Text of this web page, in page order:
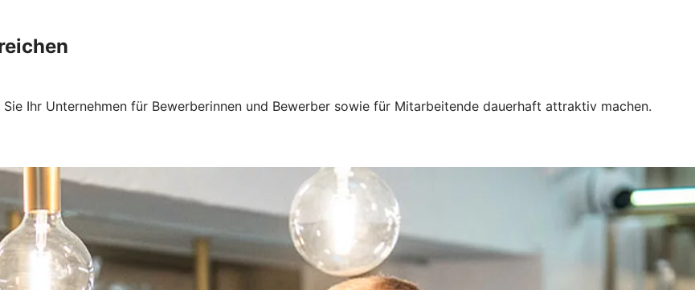
Ihr Unternehmen für Bewerberinnen und Bewerber sowie für Mitarbeitende dauerhaft attraktiv machen.